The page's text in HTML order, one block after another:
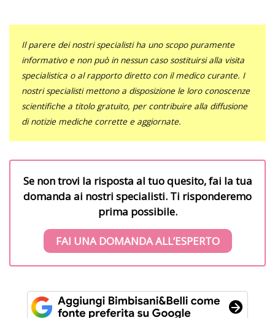
Il parere dei nostri specialisti ha uno scopo puramente
informativo e non può in nessun caso sostituirsi alla visita
specialistica o al rapporto diretto con il medico curante. I
nostri specialisti mettono a disposizione le loro conoscenze
scientifiche a titolo gratuito, per contribuire alla diffusione
di notizie mediche corrette e aggiornate.
Se non trovi la risposta al tuo quesito, fai la tua
domanda ai nostri specialisti. Ti risponderemo
prima possibile.
FAI UNA DOMANDA ALL’ESPERTO